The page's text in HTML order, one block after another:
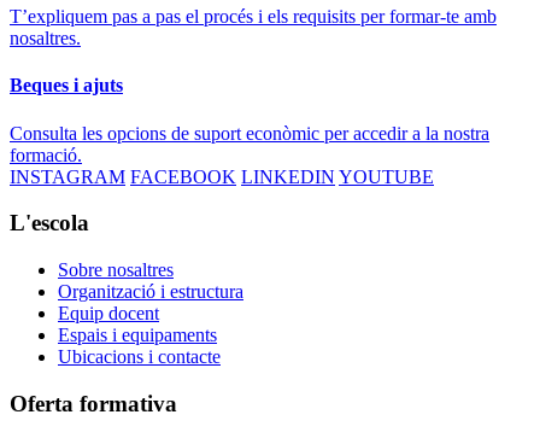
T’expliquem pas a pas el procés i els requisits per formar-te amb
nosaltres.
Beques i ajuts
Consulta les opcions de suport econòmic per accedir a la nostra
formació.
INSTAGRAM FACEBOOK LINKEDIN YOUTUBE
L'escola
Sobre nosaltres
Organització i estructura
Equip docent
Espais i equipaments
Ubicacions i contacte
Oferta formativa